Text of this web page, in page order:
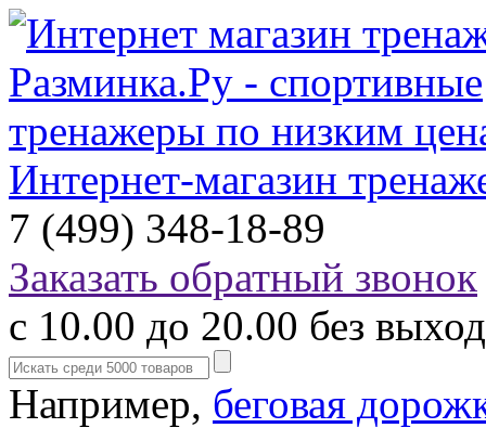
Интернет-магазин
7 (499) 348-18-89
Заказать обратный звонок
с 10.00 до 20.00 без
Например, беговая